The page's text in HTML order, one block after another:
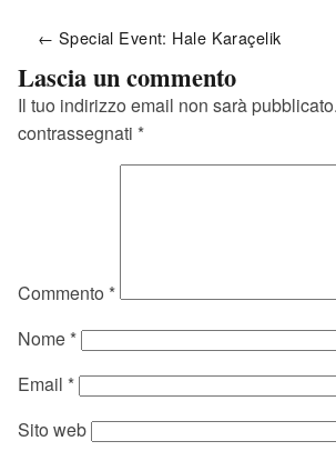
← Special Event: Hale Karaçelik
Lascia un commento
Il tuo indirizzo email non sarà pubblicato.
contrassegnati *
Commento *
Nome *
Email *
Sito web